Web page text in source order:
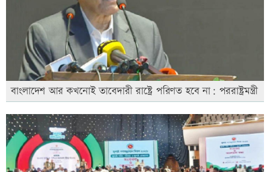
বাংলাদেশ আর কখনোই তাবেদারী রাষ্ট্রে পরিণত হবে না: পররাষ্ট্রমন্ত্রী